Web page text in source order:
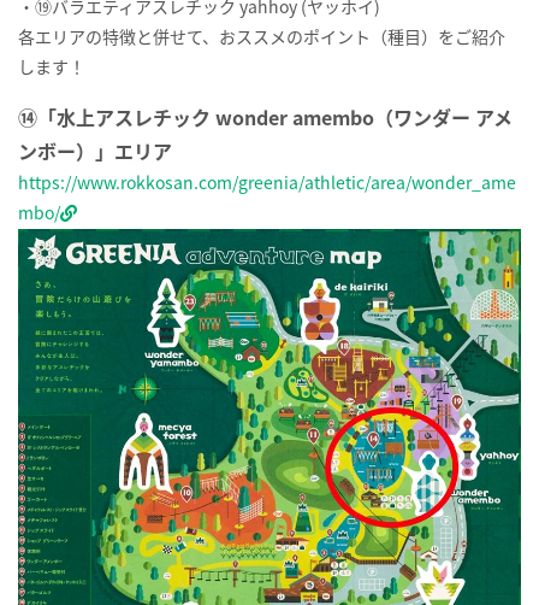
・⑲バラエティアスレチック yahhoy (ヤッホイ)
各エリアの特徴と併せて、おススメのポイント（種目）をご紹介
します！
⑭「水上アスレチック wonder amembo（ワンダー アメ
ンボー）」エリア
https://www.rokkosan.com/greenia/athletic/area/wonder_ame
mbo/